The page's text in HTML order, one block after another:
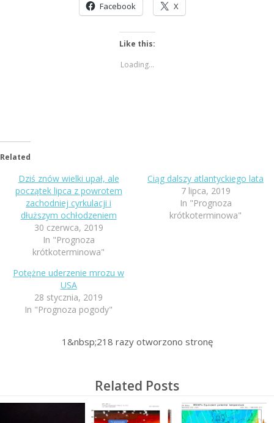
Facebook X
Like this:
Loading...
Related
Dziś znów wielki upał, ale
początek lipca z powrotem
zachodniej cyrkulacji i
dłuższym ochłodzeniem
30 czerwca, 2019
In "Prognoza
krótkoterminowa"
Ciąg dalszy atlantyckiego lata
7 lipca, 2019
In "Prognoza
krótkoterminowa"
Potężne uderzenie mrozu w
USA
28 stycznia, 2019
In "Prognoza pogody"
1&nbsp;218 razy otworzono stronę
Related Posts